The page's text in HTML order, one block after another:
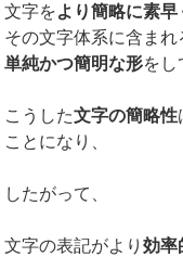
文字をより簡略に素早
その文字体系に含まれ
単純かつ簡明な形をし
こうした文字の簡略性
ことになり、
したがって、
文字の表記がより効率